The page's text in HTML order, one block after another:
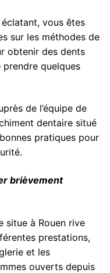
vous êtes
sur les méthodes de
obtenir des dents
prendre quelques
de l’équipe de
dentaire situé
pratiques pour
brièvement
situe à Rouen rive
prestations,
et les
ouverts depuis